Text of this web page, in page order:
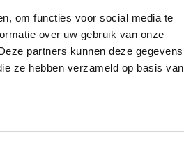
om functies voor social media te
over uw gebruik van onze
partners kunnen deze gegevens
ze hebben verzameld op basis van